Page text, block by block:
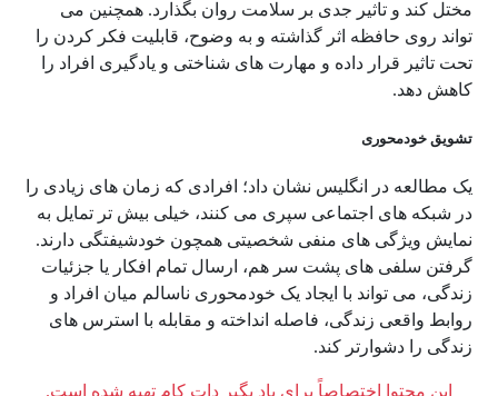
مختل کند و تاثیر جدی بر سلامت روان بگذارد. همچنین می
تواند روی حافظه اثر گذاشته و به وضوح، قابلیت فکر کردن را
تحت تاثیر قرار داده و مهارت های شناختی و یادگیری افراد را
کاهش دهد.
تشویق خودمحوری
یک مطالعه در انگلیس نشان داد؛ افرادی که زمان های زیادی را
در شبکه های اجتماعی سپری می کنند، خیلی بیش تر تمایل به
نمایش ویژگی های منفی شخصیتی همچون خودشیفتگی دارند.
گرفتن سلفی های پشت سر هم، ارسال تمام افکار یا جزئیات
زندگی، می تواند با ایجاد یک خودمحوری ناسالم میان افراد و
روابط واقعی زندگی، فاصله انداخته و مقابله با استرس های
زندگی را دشوارتر کند.
این محتوا اختصاصاً برای یاد بگیر دات کام تهیه شده است.